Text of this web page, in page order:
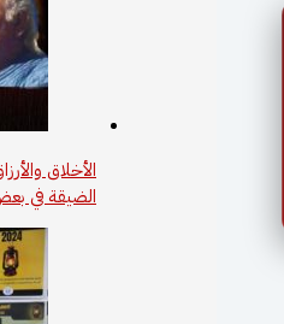
الأخلاق
الضيقة في